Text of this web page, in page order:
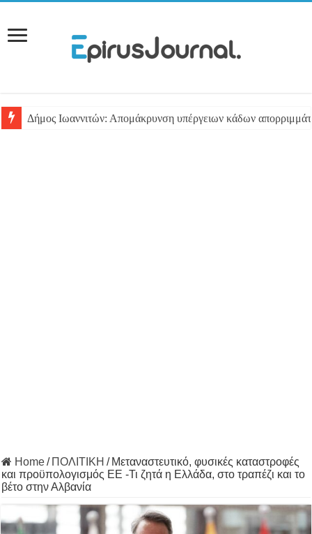
Δήμος Ιωαννιτών: Απομάκρυνση υπέργειων κάδων
Home/ ΠΟΛΙΤΙΚΗ / Μεταναστευτικό, φυσικές καταστροφές
και προϋπολογισμός ΕΕ -Τι ζητά η Ελλάδα, στο τραπέζι και το
βέτο στην Αλβανία